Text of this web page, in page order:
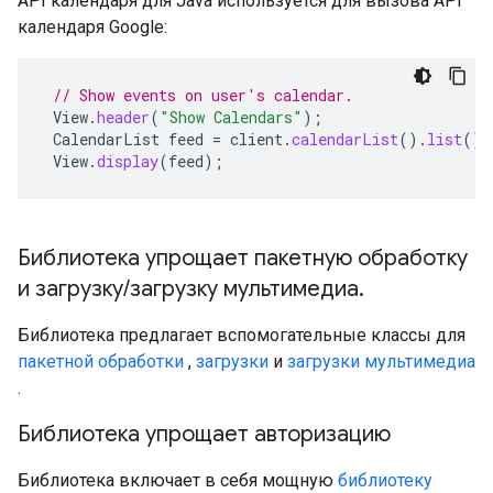
календаря Google:
// Show events on user's calendar.
View.header( "Show Calendars" );
CalendarList feed = client.calendarList(). list().
View.display(feed);
Библиотека упрощает пакетную обработку
и загрузку/загрузку мультимедиа.
Библиотека предлагает вспомогательные классы для
пакетной обработки , загрузки и загрузки мультимедиа
.
Библиотека упрощает авторизацию
Библиотека включает в себя мощную библиотеку